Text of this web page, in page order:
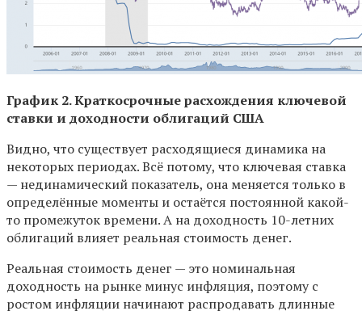
График 2. Краткосрочные расхождения ключевой
ставки и доходности облигаций США
Видно, что существует расходящиеся динамика на
некоторых периодах. Всё потому, что ключевая ставка
— нединамический показатель, она меняется только в
определённые моменты и остаётся постоянной какой-
то промежуток времени. А на доходность 10-летних
облигаций влияет реальная стоимость денег.
Реальная стоимость денег — это номинальная
доходность на рынке минус инфляция, поэтому с
ростом инфляции начинают распродавать длинные